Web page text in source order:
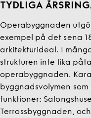
TYDLIGA
Operabyggnaden
exempel på det sena
arkitekturideal. I
strukturen inte lika
operabyggnaden.
byggnadsvolymen
funktioner:
Terrassbyggnaden,